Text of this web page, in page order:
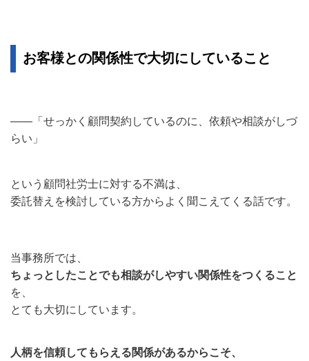
お客様との関係性で大切にしていること
――「せっかく顧問契約しているのに、依頼や相談がしづ
らい」
という顧問社労士に対する不満は、
委託替えを検討している方からよく聞こえてくる話です。
当事務所では、
ちょっとしたことでも相談がしやすい関係性をつくること
を、
とても大切にしています。
人柄を信頼してもらえる関係があるからこそ、